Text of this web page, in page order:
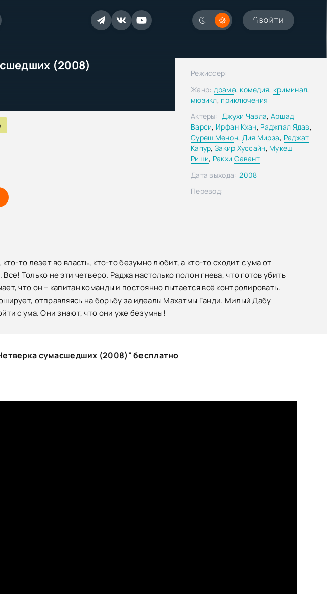
ВОЙТИ
(2008)
Режиссер:
Жанр: драма, комедия, криминал,
мюзикл, приключения
Актеры: Джухи Чавла, Аршад
Варси, Ирфан Кхан, Раджпал Ядав,
Суреш Менон, Дия Мирза, Раджат
Капур, Закир Хуссайн, Мукеш
Риши, Ракхи Савант
Дата выхода: 2008
Перевод:
то лезет во власть, кто-то безумно любит, а кто-то сходит с ума от
Только не эти четверо. Раджа настолько полон гнева, что готов убить
что он – капитан команды и постоянно пытается всё контролировать.
отправляясь на борьбу за идеалы Махатмы Ганди. Милый Дабу
с ума. Они знают, что они уже безумны!
сумасшедших (2008)" бесплатно